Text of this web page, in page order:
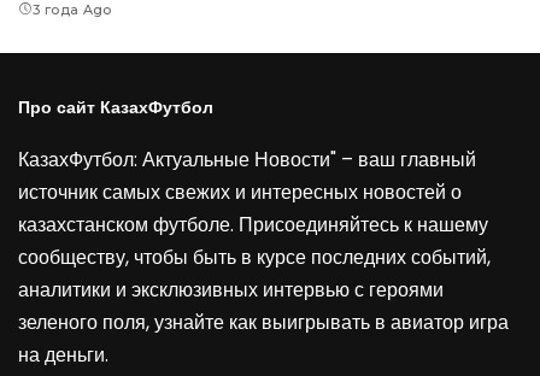
3 года Ago
Про сайт КазахФутбол
КазахФутбол: Актуальные Новости" – ваш главный
источник самых свежих и интересных новостей о
казахстанском футболе. Присоединяйтесь к нашему
сообществу, чтобы быть в курсе последних событий,
аналитики и эксклюзивных интервью с героями
зеленого поля, узнайте как выигрывать в авиатор игра
на деньги.